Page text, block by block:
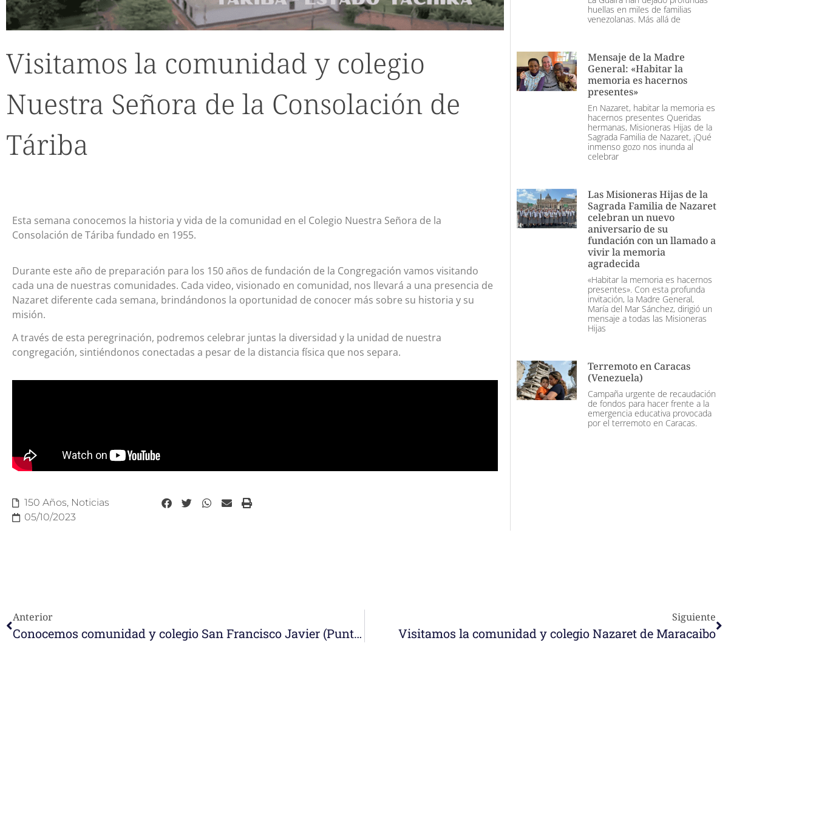
Visitamos la comunidad y colegio
Nuestra Señora de la Consolación de
Táriba
Esta semana conocemos la historia y vida de la comunidad en el Colegio Nuestra Señora de la
Consolación de Táriba fundado en 1955.
Durante este año de preparación para los 150 años de fundación de la Congregación vamos visitando
cada una de nuestras comunidades. Cada video, visionado en comunidad, nos llevará a una presencia de
Nazaret diferente cada semana, brindándonos la oportunidad de conocer más sobre su historia y su
misión.
A través de esta peregrinación, podremos celebrar juntas la diversidad y la unidad de nuestra
congregación, sintiéndonos conectadas a pesar de la distancia física que nos separa.
150 Años, Noticias
05/10/2023
huellas en miles de familias
venezolanas. Más allá de
Mensaje de la Madre
General: «Habitar la
memoria es hacernos
presentes»
En Nazaret, habitar la memoria es
hacernos presentes Queridas
hermanas, Misioneras Hijas de la
Sagrada Familia de Nazaret, ¡Qué
inmenso gozo nos inunda al
celebrar
Las Misioneras Hijas de la
Sagrada Familia de Nazaret
celebran un nuevo
aniversario de su
fundación con un llamado a
vivir la memoria
agradecida
«Habitar la memoria es hacernos
presentes». Con esta profunda
invitación, la Madre General,
María del Mar Sánchez, dirigió un
mensaje a todas las Misioneras
Hijas
Terremoto en Caracas
(Venezuela)
Campaña urgente de recaudación
de fondos para hacer frente a la
emergencia educativa provocada
por el terremoto en Caracas.
Anterior
Conocemos comunidad y colegio San Francisco Javier (Punto Fijo)
Siguiente
Visitamos la comunidad y colegio Nazaret de Maracaibo